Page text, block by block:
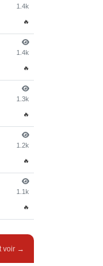
1.4k
🔥
1.4k
🔥
1.3k
🔥
1.2k
🔥
1.1k
🔥
voir →